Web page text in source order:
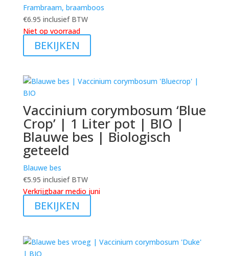
Frambraam, braamboos
€6.95 inclusief BTW
Niet op voorraad
BEKIJKEN
Vaccinium corymbosum ‘Blue
Crop’ | 1 Liter pot | BIO |
Blauwe bes | Biologisch
geteeld
Blauwe bes
€5.95 inclusief BTW
Verkrijgbaar medio juni
BEKIJKEN